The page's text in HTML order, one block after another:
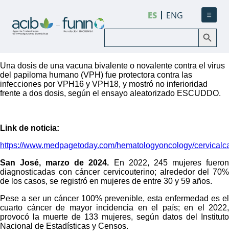
Buscar: Botón de búsqueda
ES ENG
Una dosis de una vacuna bivalente o novalente contra el virus
del papiloma humano (VPH) fue protectora contra las
infecciones por VPH16 y VPH18, y mostró no inferioridad
frente a dos dosis, según el ensayo aleatorizado ESCUDDO.
Link de noticia:
https://www.medpagetoday.com/hematologyoncology/
San José, marzo de 2024. En 2022, 245 mujeres fueron
diagnosticadas con cáncer cervicouterino; alrededor del 70%
de los casos, se registró en mujeres de entre 30 y 59 años.
Pese a ser un cáncer 100% prevenible, esta enfermedad es el
cuarto cáncer de mayor incidencia en el país; en el 2022,
provocó la muerte de 133 mujeres, según datos del Instituto
Nacional de Estadísticas y Censos.